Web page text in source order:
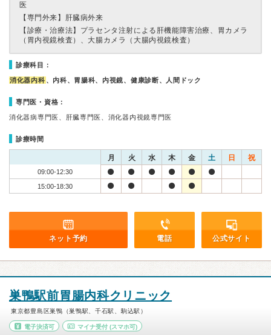
医
【専門外来】 肝臓病外来
【診療・治療法】 プラセンタ注射による肝機能障害治療、胃カメラ
（胃内視鏡検査）、大腸カメラ（大腸内視鏡検査）
診療科目：
消化器内科 、内科、胃腸科、内視鏡、健康診断、人間ドック
専門医・資格：
消化器病専門医、肝臓専門医、消化器内視鏡専門医
診療時間
月 火 水 木 金 土 日 祝
09:00-12:30
15:00-18:30
ネット予約 電話 公式サイト
巣鴨駅前胃腸内科クリニック
東京都豊島区巣鴨（巣鴨駅、千石駅、駒込駅）
電子決済可 マイナ受付(スマホ可)